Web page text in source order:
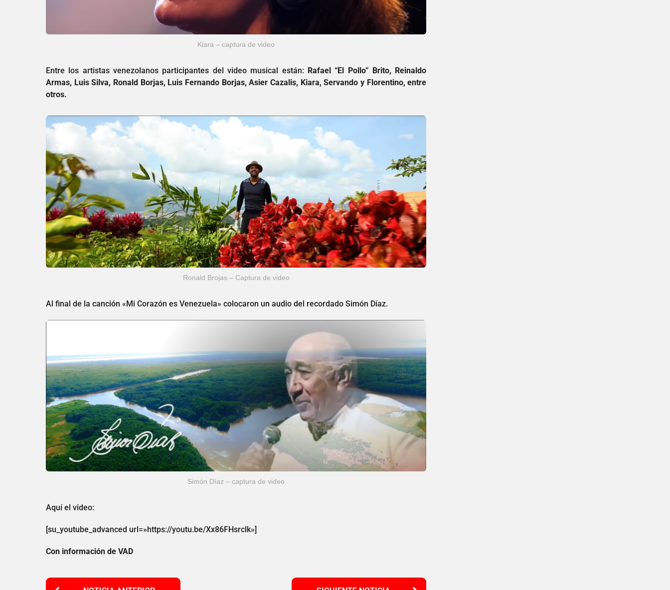
Kiara – captura de video
Entre los artistas venezolanos participantes del video musical están: Rafael “El Pollo” Brito, Reinaldo
Armas, Luis Silva, Ronald Borjas, Luis Fernando Borjas, Asier Cazalis, Kiara, Servando y Florentino, entre
otros.
Ronald Brojas – Captura de video
Al final de la canción «Mi Corazón es Venezuela» colocaron un audio del recordado Simón Díaz.
Simón Díaz – captura de video
Aquí el video:
[su_youtube_advanced url=»https://youtu.be/Xx86FHsrclk»]
Con información de VAD
P